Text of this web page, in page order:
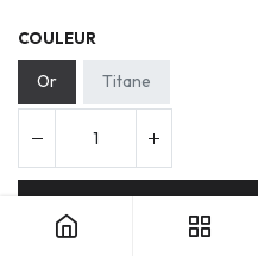
COULEUR
Or Titane